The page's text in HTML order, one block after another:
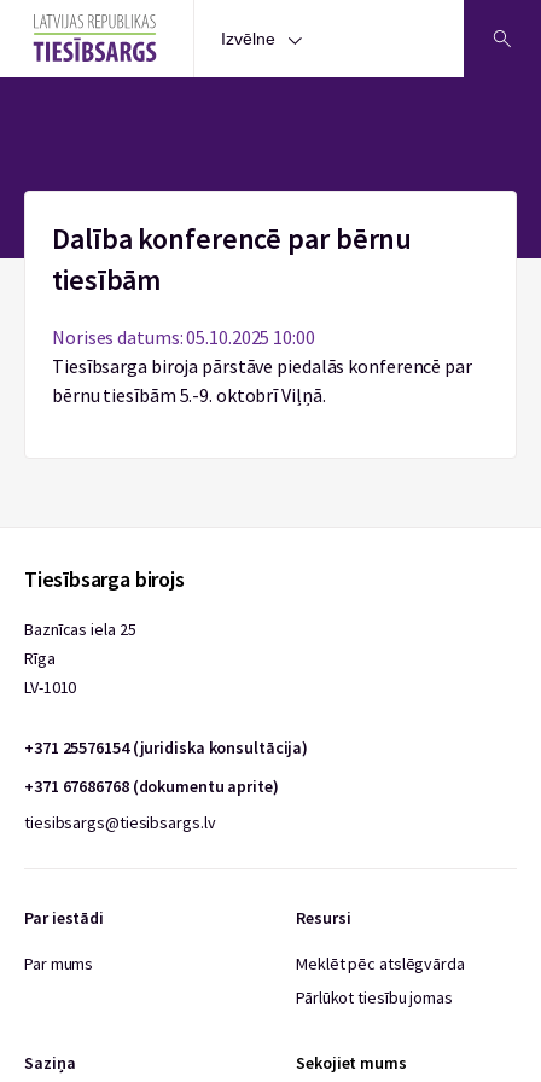
Izvēlne
Dalība konferencē par bērnu
tiesībām
Norises datums: 05.10.2025 10:00
Tiesībsarga biroja pārstāve piedalās konferencē par
bērnu tiesībām 5.-9. oktobrī Viļņā.
Tiesībsarga birojs
Baznīcas iela 25
Rīga
LV-1010
+371 25576154 (juridiska konsultācija)
+371 67686768 (dokumentu aprite)
tiesibsargs@tiesibsargs.lv
Par iestādi
Par mums
Resursi
Meklēt pēc atslēgvārda
Pārlūkot tiesību jomas
Saziņa Sekojiet mums